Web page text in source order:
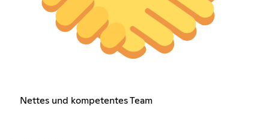
Nettes und kompetentes Team